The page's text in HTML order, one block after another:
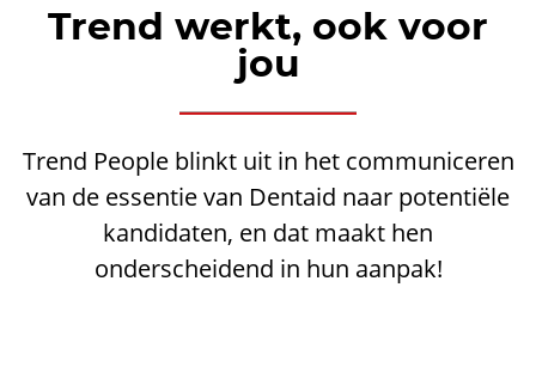
Trend werkt, ook voor
jou
Trend People blinkt uit in het communiceren
van de essentie van Dentaid naar potentiële
kandidaten, en dat maakt hen
onderscheidend in hun aanpak!